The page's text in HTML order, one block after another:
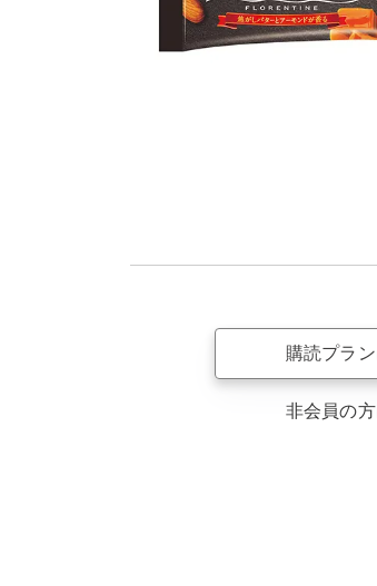
購読プラ
非会員の